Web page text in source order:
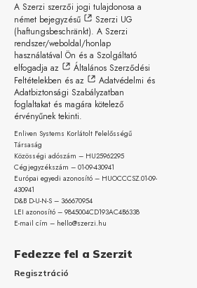
A Szerzi szerzői jogi tulajdonosa a
német bejegyzésű
Szerzi UG
(haftungsbeschränkt). A Szerzi
rendszer/weboldal/honlap
használatával Ön és a Szolgáltató
elfogadja az
Általános Szerződési
Feltételekben és az
Adatvédelmi és
Adatbiztonsági Szabályzatban
foglaltakat és magára kötelező
érvényűnek tekinti.
Enliven Systems Korlátolt Felelősségű
Társaság
Közösségi adószám – HU25962295
Cégjegyzékszám – 01-09-430941
Európai egyedi azonosító – HUOCCCSZ.01-09-
430941
D&B D-U-N-S – 366670954
LEI azonosító – 9845004CD193AC4B6338
E-mail cím – hello@szerzi.hu
Fedezze fel a Szerzit
Regisztráció